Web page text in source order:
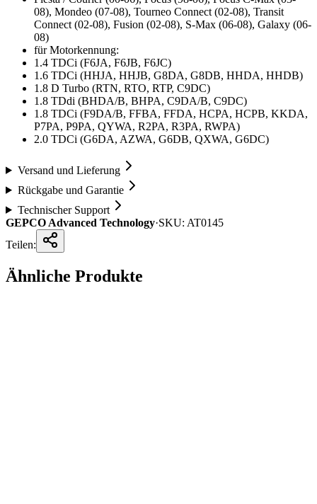
08), Mondeo (07-08), Tourneo Connect (02-08), Transit
Connect (02-08), Fusion (02-08), S-Max (06-08), Galaxy (06-
08)
für Motorkennung:
1.4 TDCi (F6JA, F6JB, F6JC)
1.6 TDCi (HHJA, HHJB, G8DA, G8DB, HHDA, HHDB)
1.8 D Turbo (RTN, RTO, RTP, C9DC)
1.8 TDdi (BHDA/B, BHPA, C9DA/B, C9DC)
1.8 TDCi (F9DA/B, FFBA, FFDA, HCPA, HCPB, KKDA,
P7PA, P9PA, QYWA, R2PA, R3PA, RWPA)
2.0 TDCi (G6DA, AZWA, G6DB, QXWA, G6DC)
Versand und Lieferung
Rückgabe und Garantie
Technischer Support
GEPCO Advanced Technology·SKU: AT0145
Teilen:
Ähnliche Produkte